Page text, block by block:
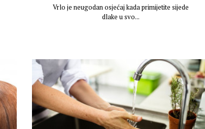
Vrlo je neugodan osjećaj kada primijetite sijede
dlake u svo...